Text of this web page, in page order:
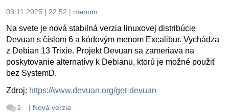
03.11.2025 | 22:52 | menom
Na svete je nová stabilná verzia linuxovej distribúcie
Devuan s číslom 6 a kódovým menom Excalibur. Vychádza
z Debian 13 Trixie. Projekt Devuan sa zameriava na
poskytovanie alternatívy k Debianu, ktorú je možné použiť
bez SystemD.
Zdroj: https://www.devuan.org/get-devuan
2 | Nová verzia